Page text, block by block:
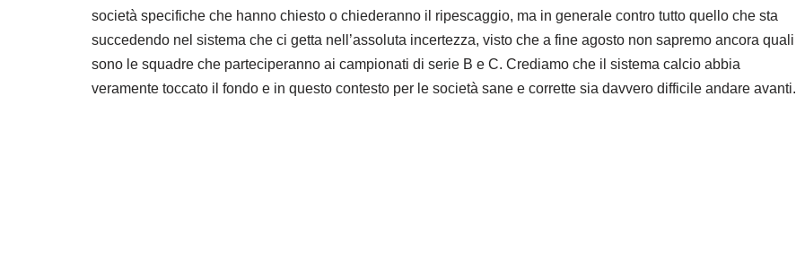
società specifiche che hanno chiesto o chiederanno il ripescaggio, ma in generale contro tutto quello che sta
succedendo nel sistema che ci getta nell’assoluta incertezza, visto che a fine agosto non sapremo ancora quali
sono le squadre che parteciperanno ai campionati di serie B e C. Crediamo che il sistema calcio abbia
veramente toccato il fondo e in questo contesto per le società sane e corrette sia davvero difficile andare avanti.